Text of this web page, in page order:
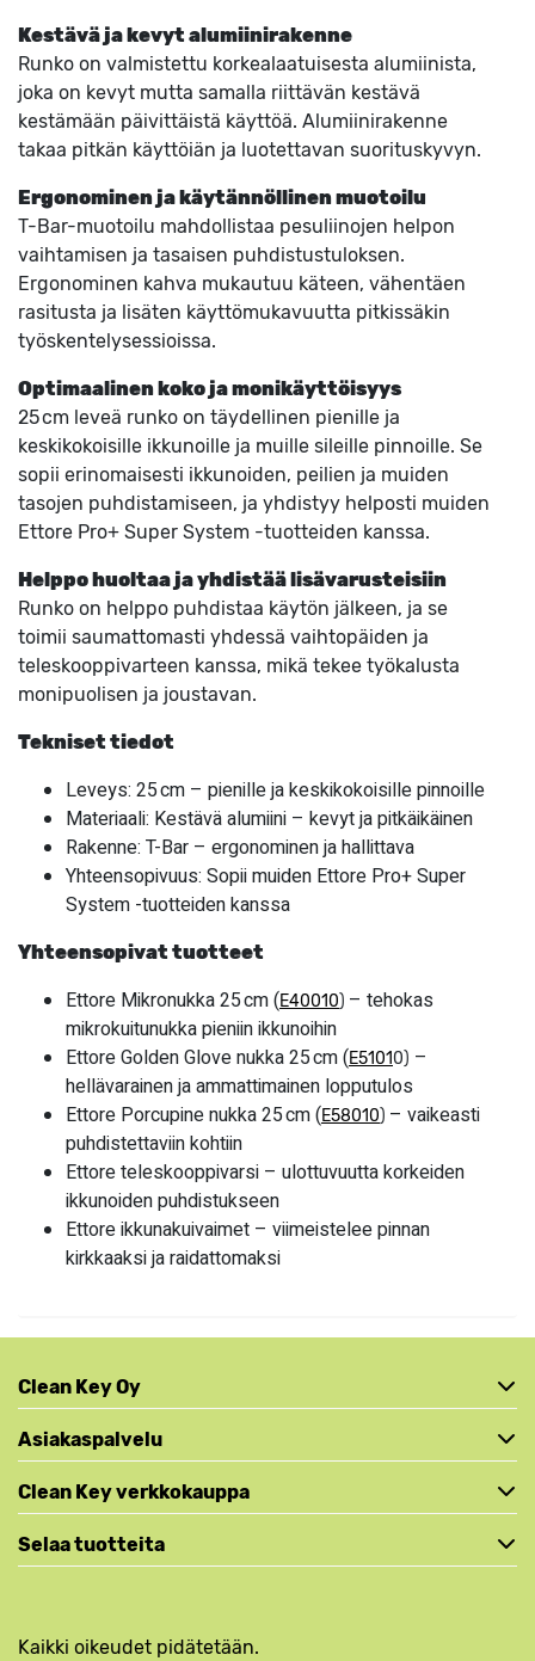
Kestävä ja kevyt alumiinirakenne
Runko on valmistettu korkealaatuisesta alumiinista,
joka on kevyt mutta samalla riittävän kestävä
kestämään päivittäistä käyttöä. Alumiinirakenne
takaa pitkän käyttöiän ja luotettavan suorituskyvyn.
Ergonominen ja käytännöllinen muotoilu
T-Bar-muotoilu mahdollistaa pesuliinojen helpon
vaihtamisen ja tasaisen puhdistustuloksen.
Ergonominen kahva mukautuu käteen, vähentäen
rasitusta ja lisäten käyttömukavuutta pitkissäkin
työskentelysessioissa.
Optimaalinen koko ja monikäyttöisyys
25 cm leveä runko on täydellinen pienille ja
keskikokoisille ikkunoille ja muille sileille pinnoille. Se
sopii erinomaisesti ikkunoiden, peilien ja muiden
tasojen puhdistamiseen, ja yhdistyy helposti muiden
Ettore Pro+ Super System -tuotteiden kanssa.
Helppo huoltaa ja yhdistää lisävarusteisiin
Runko on helppo puhdistaa käytön jälkeen, ja se
toimii saumattomasti yhdessä vaihtopäiden ja
teleskooppivarteen kanssa, mikä tekee työkalusta
monipuolisen ja joustavan.
Tekniset tiedot
Leveys: 25 cm – pienille ja keskikokoisille pinnoille
Materiaali: Kestävä alumiini – kevyt ja pitkäikäinen
Rakenne: T-Bar – ergonominen ja hallittava
Yhteensopivuus: Sopii muiden Ettore Pro+ Super
System -tuotteiden kanssa
Yhteensopivat tuotteet
Ettore Mikronukka 25 cm (E40010) – tehokas
mikrokuitunukka pieniin ikkunoihin
Ettore Golden Glove nukka 25 cm (E51010) –
hellävarainen ja ammattimainen lopputulos
Ettore Porcupine nukka 25 cm (E58010) – vaikeasti
puhdistettaviin kohtiin
Ettore teleskooppivarsi – ulottuvuutta korkeiden
ikkunoiden puhdistukseen
Ettore ikkunakuivaimet – viimeistelee pinnan
kirkkaaksi ja raidattomaksi
Clean Key Oy
Asiakaspalvelu
Clean Key verkkokauppa
Selaa tuotteita
Kaikki oikeudet pidätetään.